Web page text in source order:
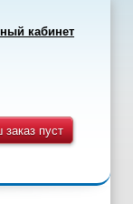
кабинет
пуст